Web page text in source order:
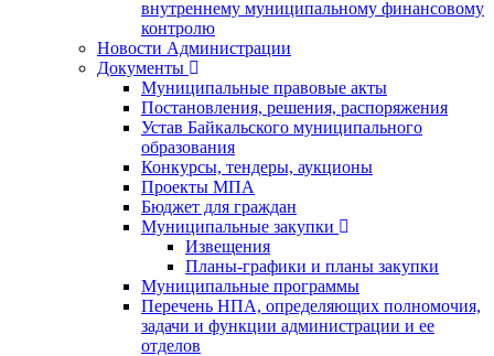
внутреннему муниципальному финансовому
контролю
Новости Администрации
Документы
Муниципальные правовые акты
Постановления, решения, распоряжения
Устав Байкальского муниципального
образования
Конкурсы, тендеры, аукционы
Проекты МПА
Бюджет для граждан
Муниципальные закупки
Извещения
Планы-графики и планы закупки
Муниципальные программы
Перечень НПА, определяющих полномочия,
задачи и функции администрации и ее
отделов